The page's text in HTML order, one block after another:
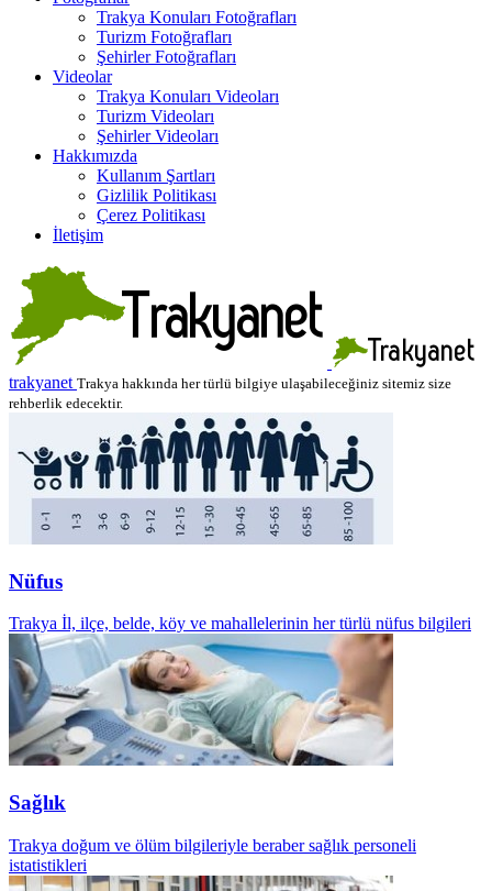
Trakya Konuları Fotoğrafları
Turizm Fotoğrafları
Şehirler Fotoğrafları
Videolar
Trakya Konuları Videoları
Turizm Videoları
Şehirler Videoları
Hakkımızda
Kullanım Şartları
Gizlilik Politikası
Çerez Politikası
İletişim
trakyanet Trakya hakkında her türlü bilgiye ulaşabileceğiniz sitemiz size
rehberlik edecektir.
Nüfus
Trakya İl, ilçe, belde, köy ve mahallelerinin her türlü nüfus bilgileri
Sağlık
Trakya doğum ve ölüm bilgileriyle beraber sağlık personeli
istatistikleri